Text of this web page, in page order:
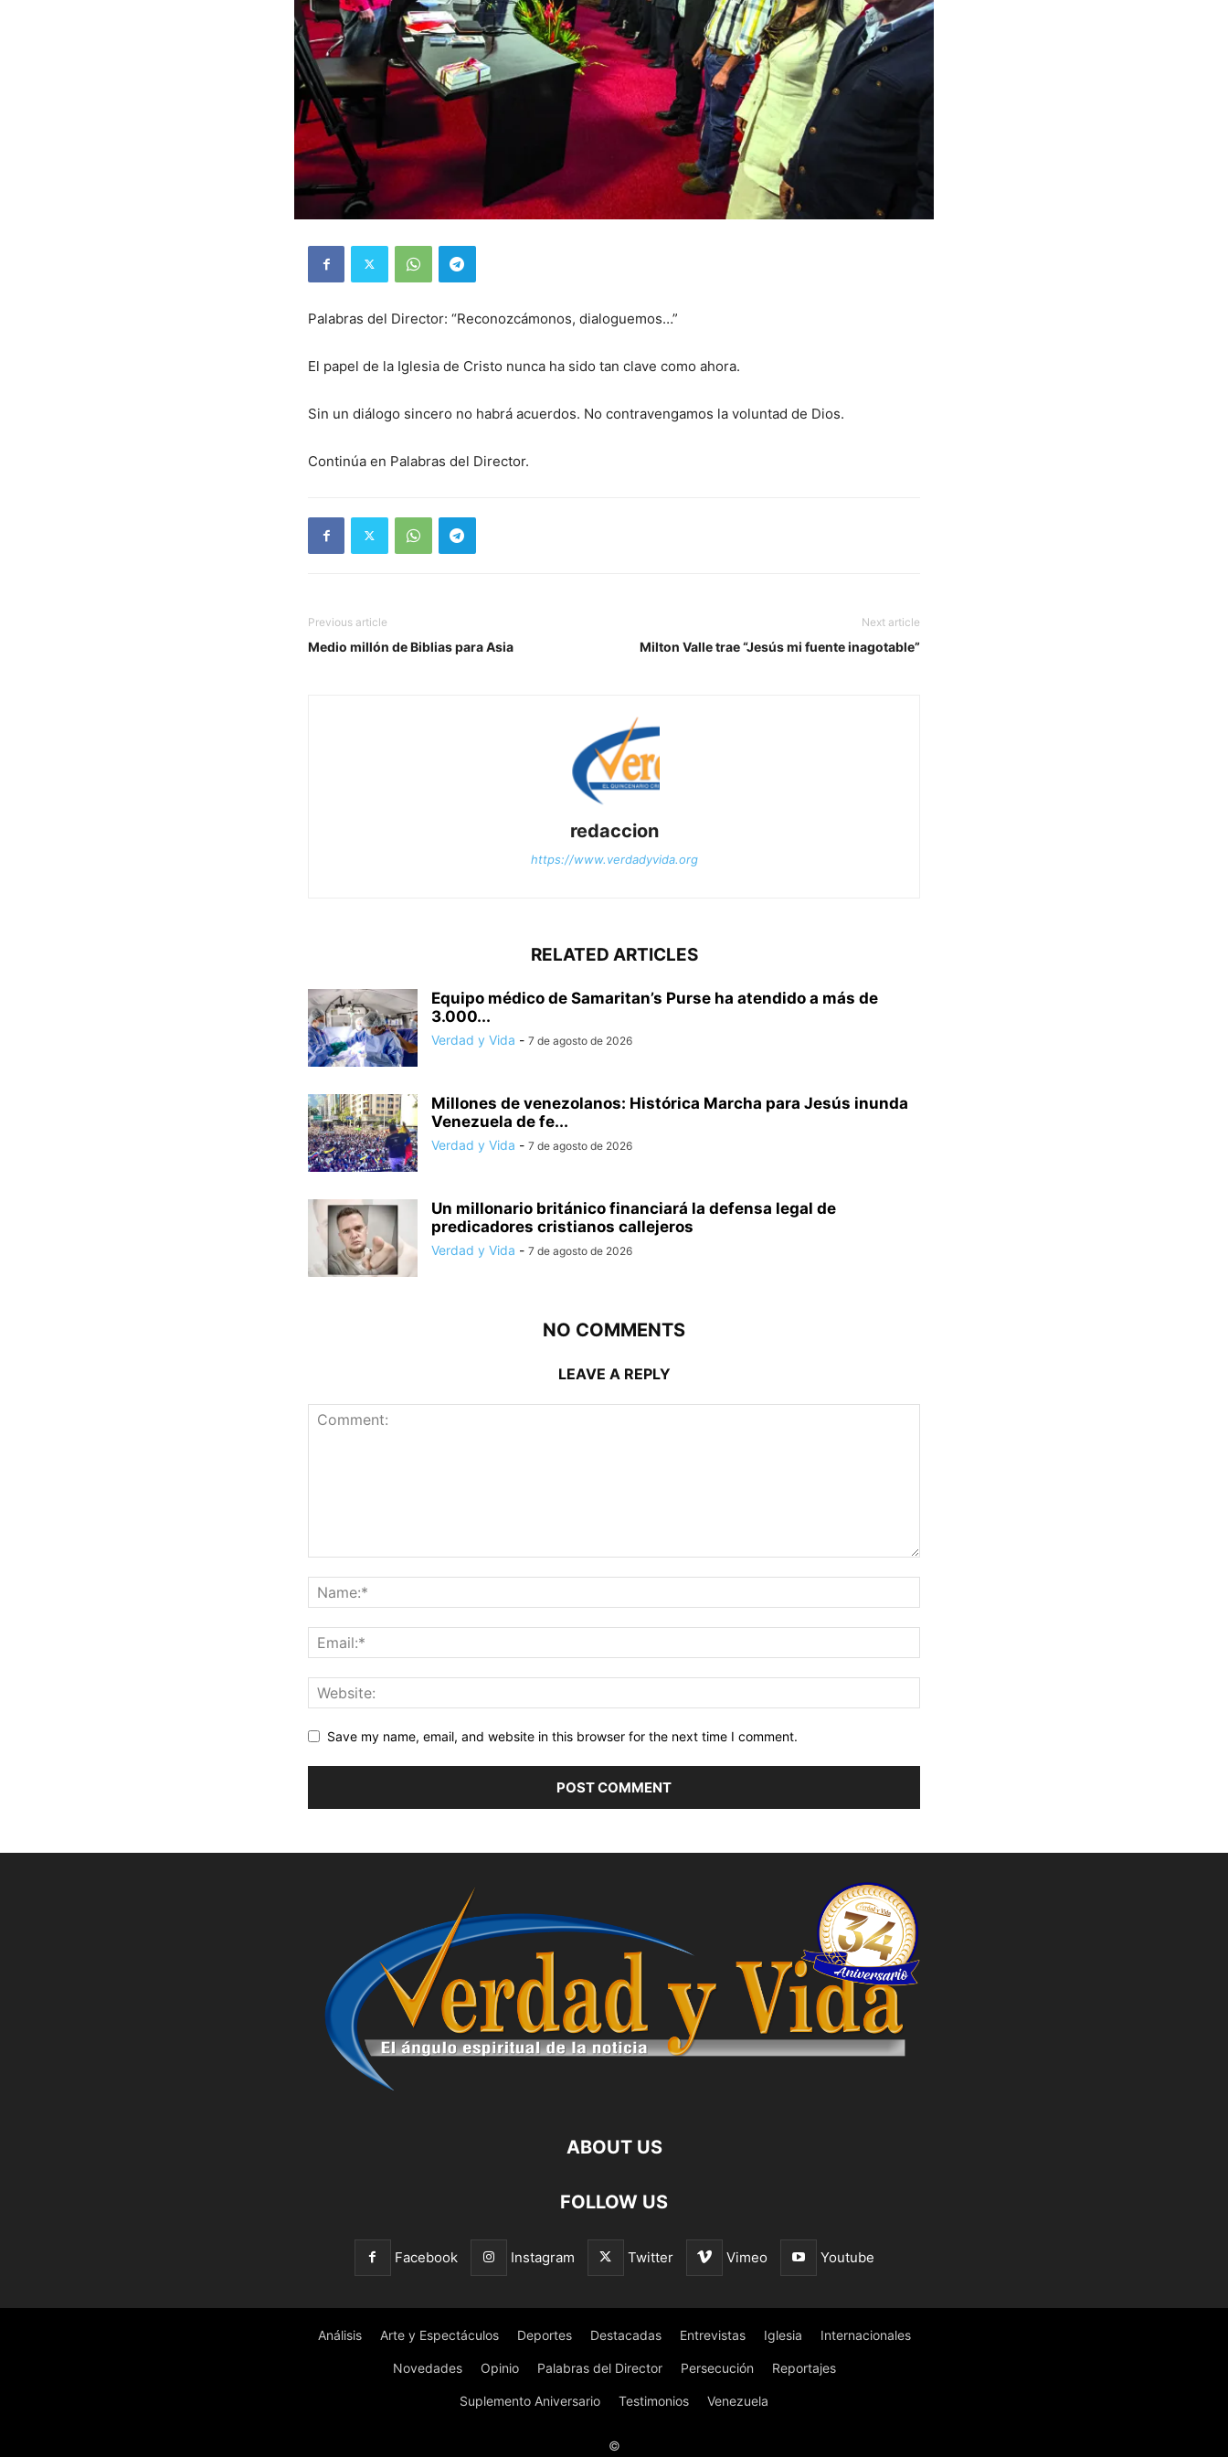
Palabras del Director: “Reconozcámonos, dialoguemos…”
El papel de la Iglesia de Cristo nunca ha sido tan clave como ahora.
Sin un diálogo sincero no habrá acuerdos. No contravengamos la voluntad de Dios.
Continúa en Palabras del Director.
Previous article
Medio millón de Biblias para Asia
Next article
Milton Valle trae “Jesús mi fuente inagotable”
redaccion
https://www.verdadyvida.org
RELATED ARTICLES
Equipo médico de Samaritan’s Purse ha atendido a más de
3.000...
Verdad y Vida - 7 de agosto de 2026
Millones de venezolanos: Histórica Marcha para Jesús inunda
Venezuela de fe...
Verdad y Vida - 7 de agosto de 2026
Un millonario británico financiará la defensa legal de
predicadores cristianos callejeros
Verdad y Vida - 7 de agosto de 2026
NO COMMENTS
LEAVE A REPLY
Save my name, email, and website in this browser for the next time I comment.
ABOUT US
FOLLOW US
Facebook Instagram Twitter Vimeo Youtube
Análisis Arte y Espectáculos Deportes Destacadas Entrevistas Iglesia Internacionales
Novedades Opinio Palabras del Director Persecución Reportajes
Suplemento Aniversario Testimonios Venezuela
©